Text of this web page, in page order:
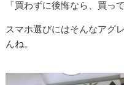
「買わずに後悔なら、買っ
スマホ選びにはそんなアグ
んね。